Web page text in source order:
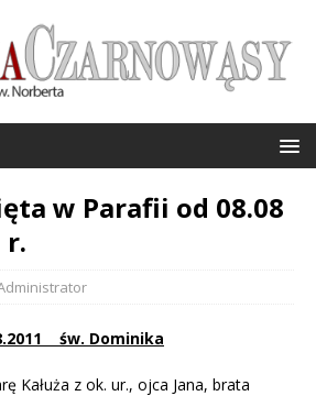
w Parafii od 08.08
r.
św. Dominika
Kałuża z ok. ur., ojca Jana, brata